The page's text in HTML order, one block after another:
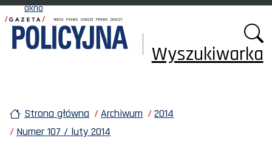
okno
Wyszukiwarka
Strona główna Archiwum
2014
Numer 107 / luty 2014